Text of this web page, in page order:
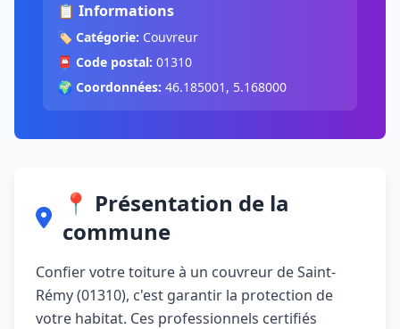
📋 Informations
🏷️ Catégorie: Couvreur
📮 Code postal: 01310
🌍 Coordonnées: 46.185001, 5.168000
📍 Présentation de la
commune
Confier votre toiture à un couvreur de Saint-
Rémy (01310), c'est garantir la protection de
votre habitat. Ces professionnels certifiés